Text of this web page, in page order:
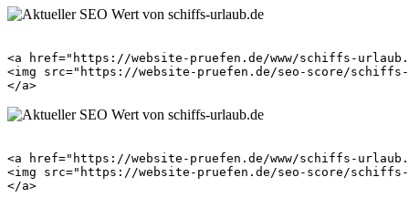
<a href="https://website-pruefen.de/www/schiffs-
<img src="https://website-pruefen.de/seo-score/
<a href="https://website-pruefen.de/www/schiffs-
<img src="https://website-pruefen.de/seo-score/